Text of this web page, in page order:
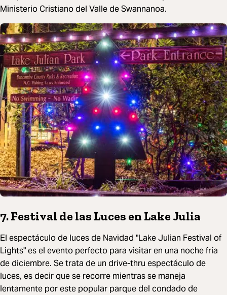
Ministerio Cristiano del Valle de Swannanoa.
7. Festival de las Luces en Lake Julia
El espectáculo de luces de Navidad "Lake Julian Festival of
Lights" es el evento perfecto para visitar en una noche fría
de diciembre. Se trata de un drive-thru espectáculo de
luces, es decir que se recorre mientras se maneja
lentamente por este popular parque del condado de